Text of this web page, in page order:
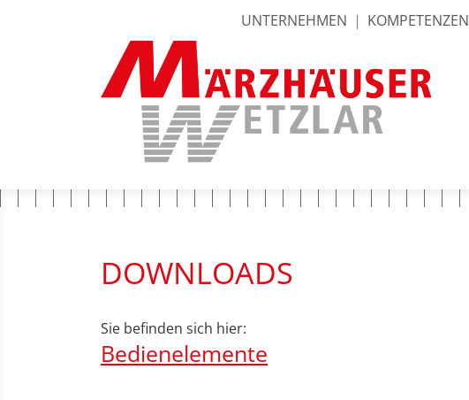
UNTERNEHMEN | KOMPETENZEN
DOWNLOADS
Sie befinden sich hier:
Bedienelemente